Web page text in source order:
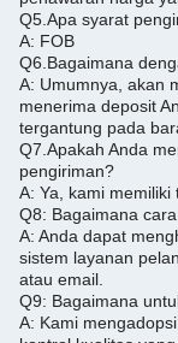
Q5. Apa syarat
A: FOB
Q6. Bagaimana
A: Umumnya, akan
menerima deposit
tergantung pada
Q7. Apakah Anda
pengiriman?
A: Ya, kami memiliki
Q8: Bagaimana
A: Anda dapat
sistem layanan
atau email.
Q9: Bagaimana
A: Kami